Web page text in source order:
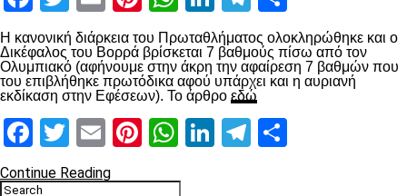
Η κανονική διάρκεια του Πρωταθλήματος ολοκληρώθηκε και ο
Δικέφαλος του Βορρά βρίσκεται 7 βαθμούς πίσω από τον
Ολυμπιακό (αφήνουμε στην άκρη την αφαίρεση 7 βαθμών που
του επιβλήθηκε πρωτόδικα αφού υπάρχει και η αυριανή
εκδίκαση στην Εφέσεων). Το άρθρο εδώ
Facebook
Twitter
EmailPinterest
WhatsApp
LinkedIn
Telegram
Continue Reading